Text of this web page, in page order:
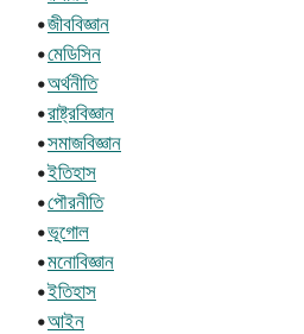
•জীববিজ্ঞান
•মেডিসিন
•অর্থনীতি
•রাষ্ট্রবিজ্ঞান
•সমাজবিজ্ঞান
•ইতিহাস
•পৌরনীতি
•ভূগোল
•মনোবিজ্ঞান
•ইতিহাস
•আইন